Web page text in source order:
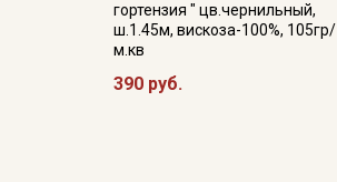
гортензия " цв.чернильный,
ш.1.45м, вискоза-100%, 105гр/
м.кв
390 руб.